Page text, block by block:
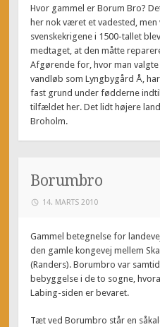
Hvor gammel er Borum Bro?
her nok været et vadested,
svenskekrigene i 1500-tallet
medtaget, at den måtte
Afgørende for, hvor man
vandløb som Lyngbygård Å,
fast grund under fødderne
tilfældet her. Det lidt højere
Broholm.
Borumbro
14. MARTS 2010
Gammel betegnelse for
den gamle kongevej mellem
(Randers). Borumbro var
bebyggelse i de to sogne,
Labing-siden er bevaret.
Tæt ved Borumbro står en